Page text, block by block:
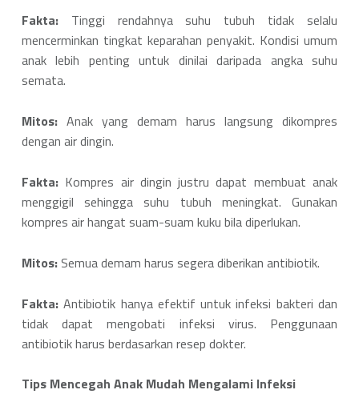
Fakta:Tinggi rendahnya suhu tubuh tidak selalu
mencerminkan tingkat keparahan penyakit. Kondisi umum
anak lebih penting untuk dinilai daripada angka suhu
semata.
Mitos:Anak yang demam harus langsung dikompres
dengan air dingin.
Fakta:Kompres air dingin justru dapat membuat anak
menggigil sehingga suhu tubuh meningkat. Gunakan
kompres air hangat suam-suam kuku bila diperlukan.
Mitos:Semua demam harus segera diberikan antibiotik.
Fakta:Antibiotik hanya efektif untuk infeksi bakteri dan
tidak dapat mengobati infeksi virus. Penggunaan
antibiotik harus berdasarkan resep dokter.
Tips Mencegah Anak Mudah Mengalami Infeksi